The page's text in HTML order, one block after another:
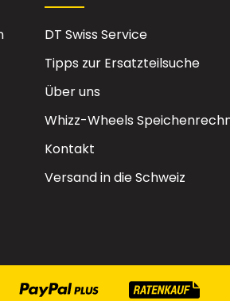
DT Swiss Service
Tipps zur Ersatzteilsuche
Über uns
Whizz-Wheels
Kontakt
Versand in die Schweiz